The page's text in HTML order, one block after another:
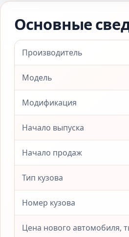
Основные
Производитель
Модель
Модификация
Начало выпуска
Начало продаж
Тип кузова
Номер кузова
Цена нового автомобиля,